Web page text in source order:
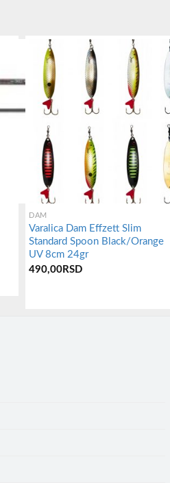
DAM
Varalica Dam Effzett Slim
Standard Spoon Black/Orange
UV 8cm 24gr
490,00RSD